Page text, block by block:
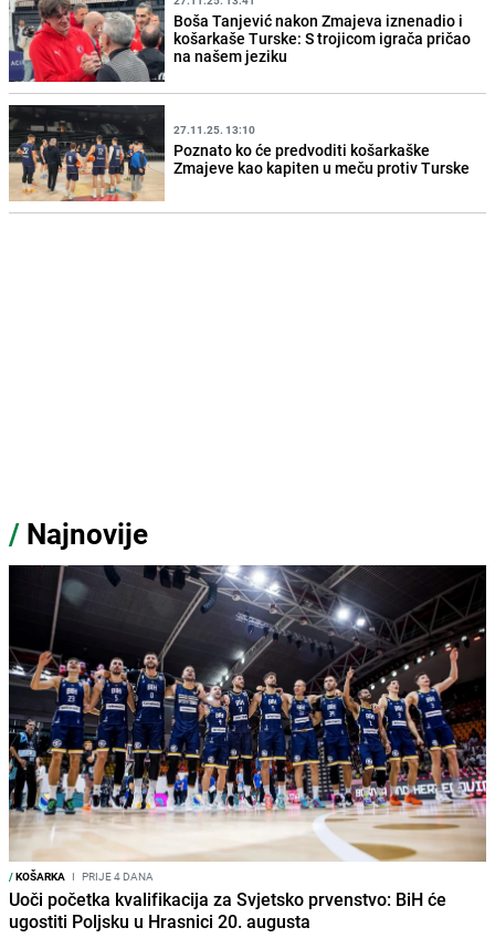
Boša Tanjević nakon Zmajeva iznenadio i
košarkaše Turske: S trojicom igrača pričao
na našem jeziku
27.11.25. 13:10
Poznato ko će predvoditi košarkaške
Zmajeve kao kapiten u meču protiv Turske
/ Najnovije
/KOŠARKA I PRIJE 4 DANA
Uoči početka kvalifikacija za Svjetsko prvenstvo: BiH će
ugostiti Poljsku u Hrasnici 20. augusta